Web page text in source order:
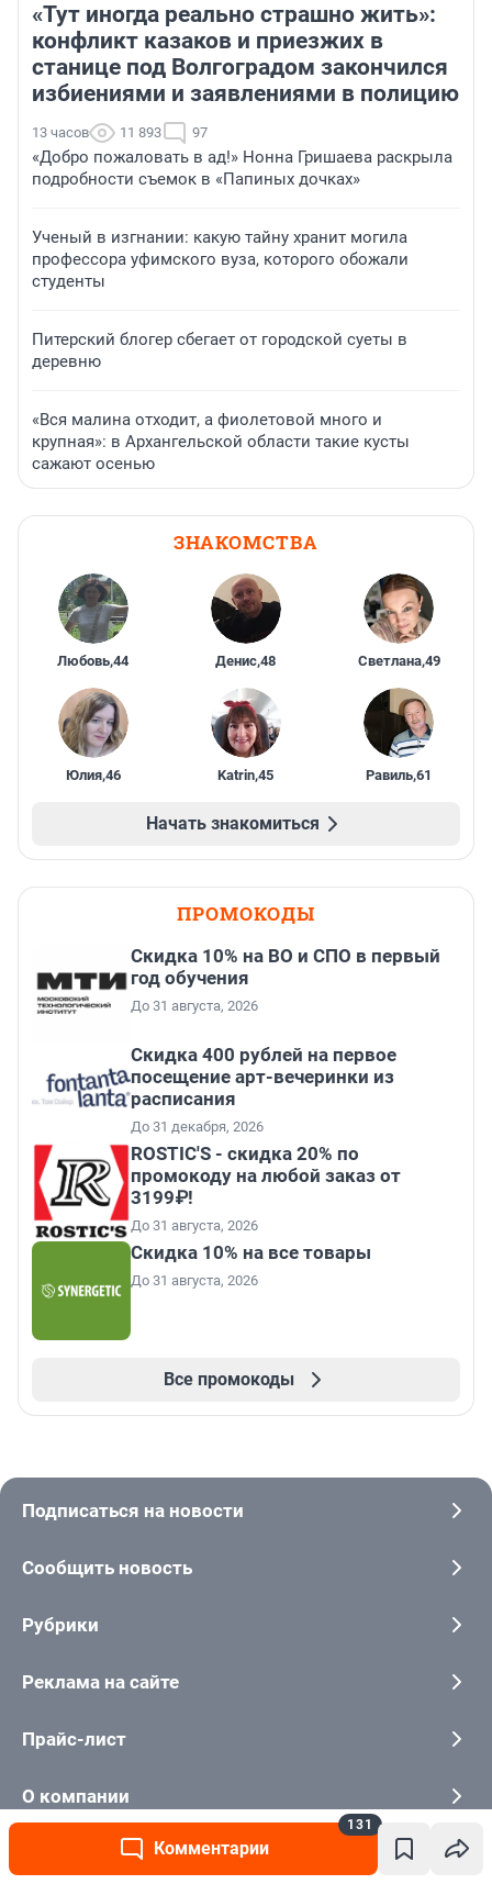
Комментарии
131
«Тут иногда реально страшно жить»:
конфликт казаков и приезжих в
станице под Волгоградом закончился
избиениями и заявлениями в полицию
13 часов 11 893 97
«Добро пожаловать в ад!» Нонна Гришаева раскрыла
подробности съемок в «Папиных дочках»
Ученый в изгнании: какую тайну хранит могила
профессора уфимского вуза, которого обожали
студенты
Питерский блогер сбегает от городской суеты в
деревню
«Вся малина отходит, а фиолетовой много и
крупная»: в Архангельской области такие кусты
сажают осенью
ЗНАКОМСТВА
Любовь,44 Денис,48 Светлана,49
Юлия,46 Katrin,45 Равиль,61
Начать знакомиться
ПРОМОКОДЫ
Скидка 10% на ВО и СПО в первый
год обучения
До 31 августа, 2026
Cкидка 400 рублей на первое
посещение арт-вечеринки из
расписания
До 31 декабря, 2026
ROSTIC'S - скидка 20% по
промокоду на любой заказ от
3199₽!
До 31 августа, 2026
Скидка 10% на все товары
До 31 августа, 2026
Все промокоды
Подписаться на новости
Сообщить новость
Рубрики
Реклама на сайте
Прайс-лист
О компании
Наши награды